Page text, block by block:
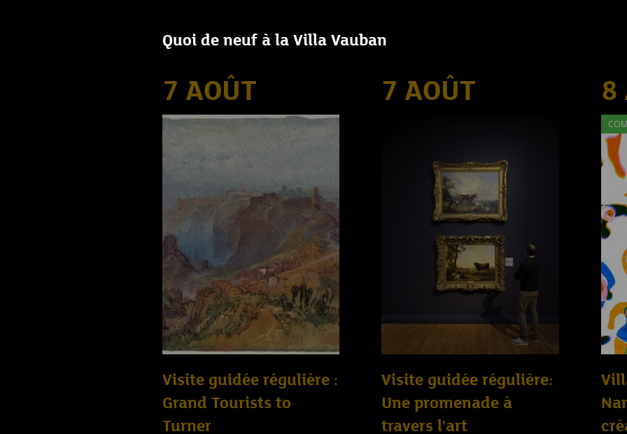
Quoi de neuf à la Villa Vauban
7 AOÛT
Visite guidée régulière :
Grand Tourists to
Turner
7 AOÛT
Visite guidée régulière:
Une promenade à
travers l'art
8